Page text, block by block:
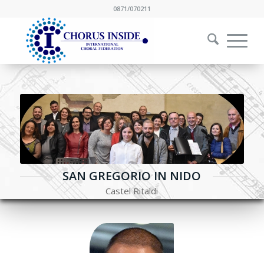
0871/070211
SAN GREGORIO IN NIDO
Castel Ritaldi